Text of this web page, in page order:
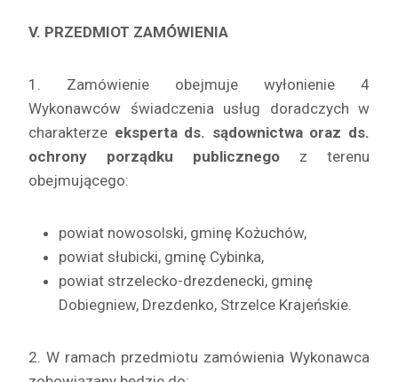
V. PRZEDMIOT ZAMÓWIENIA
1. Zamówienie obejmuje wyłonienie 4
Wykonawców świadczenia usług doradczych w
charakterze eksperta ds. sądownictwa oraz ds.
ochrony porządku publicznego z terenu
obejmującego:
powiat nowosolski, gminę Kożuchów,
powiat słubicki, gminę Cybinka,
powiat strzelecko-drezdenecki, gminę
Dobiegniew, Drezdenko, Strzelce Krajeńskie.
2. W ramach przedmiotu zamówienia Wykonawca